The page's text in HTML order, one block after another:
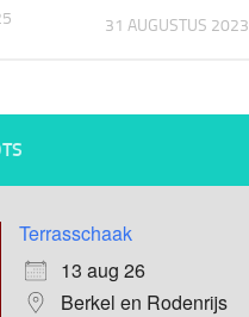
31 AUGUSTUS 2023
Terrasschaak
13 aug 26
Berkel en Rodenrijs